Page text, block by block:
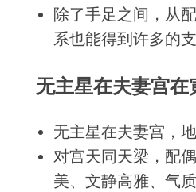
除了手足之间，从
系也能得到许多的支
无主星在夫妻宫在
无主星在夫妻宫，地
对宫天同天梁，配
美、文静高雅、气